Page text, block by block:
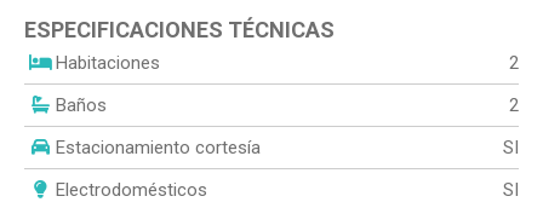
ESPECIFICACIONES TÉCNICAS
Habitaciones
2
Baños
2
Estacionamiento cortesía
SI
Electrodomésticos
SI